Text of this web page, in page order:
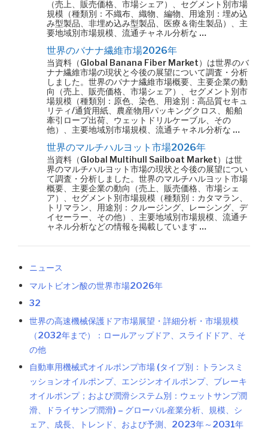
（売上、販売価格、市場シェア）、セグメント別市場
規模（種類別：不織布、織物、編物、用途別：埋め込
み型製品、非埋め込み型製品、医療＆衛生製品）、主
要地域別市場規模、流通チャネル分析な …
世界のバナナ繊維市場2026年
当資料（Global Banana Fiber Market）は世界のバ
ナナ繊維市場の現状と今後の展望について調査・分析
しました。世界のバナナ繊維市場概要、主要企業の動
向（売上、販売価格、市場シェア）、セグメント別市
場規模（種類別：原色、染色、用途別：高品質セキュ
リティ/通貨用紙、農産物用パッキングクロス、船舶
牽引ロープ出荷、ウェットドリルケーブル、その
他）、主要地域別市場規模、流通チャネル分析な …
世界のマルチハルヨット市場2026年
当資料（Global Multihull Sailboat Market）は世
界のマルチハルヨット市場の現状と今後の展望につい
て調査・分析しました。世界のマルチハルヨット市場
概要、主要企業の動向（売上、販売価格、市場シェ
ア）、セグメント別市場規模（種類別：カタマラン、
トリマラン、用途別：クルージング、レーシング、デ
イセーラー、その他）、主要地域別市場規模、流通チ
ャネル分析などの情報を掲載しています …
ニュース
マルトビオン酸の世界市場2026年
32
世界の高速機械保護ドア市場展望・詳細分析・市場規模
（2032年まで）：ロールアップドア、スライドドア、そ
の他
自動車用機械式オイルポンプ市場 (タイプ別：トランスミ
ッションオイルポンプ、エンジンオイルポンプ、ブレーキ
オイルポンプ；および潤滑システム別：ウェットサンプ潤
滑、ドライサンプ潤滑) – グローバル産業分析、規模、シ
ェア、成長、トレンド、および予測、2023年～2031年